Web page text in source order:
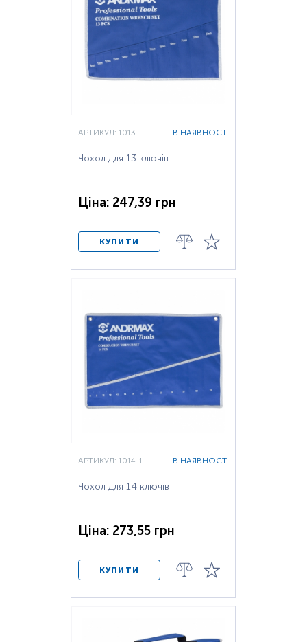
АРТИКУЛ: 1013 В НАЯВНОСТІ
Чохол для 13 ключів
Ціна: 247,39 грн
КУПИТИ
АРТИКУЛ: 1014-1 В НАЯВНОСТІ
Чохол для 14 ключів
Ціна: 273,55 грн
КУПИТИ